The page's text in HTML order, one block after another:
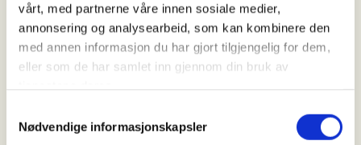
vårt, med partnerne våre innen sosiale medier,
annonsering og analysearbeid, som kan kombinere den
med annen informasjon du har gjort tilgjengelig for dem,
eller som de har samlet inn gjennom din bruk av
Nødvendige informasjonskapsler
Arrangør
Røros JFF
Kontaktperson